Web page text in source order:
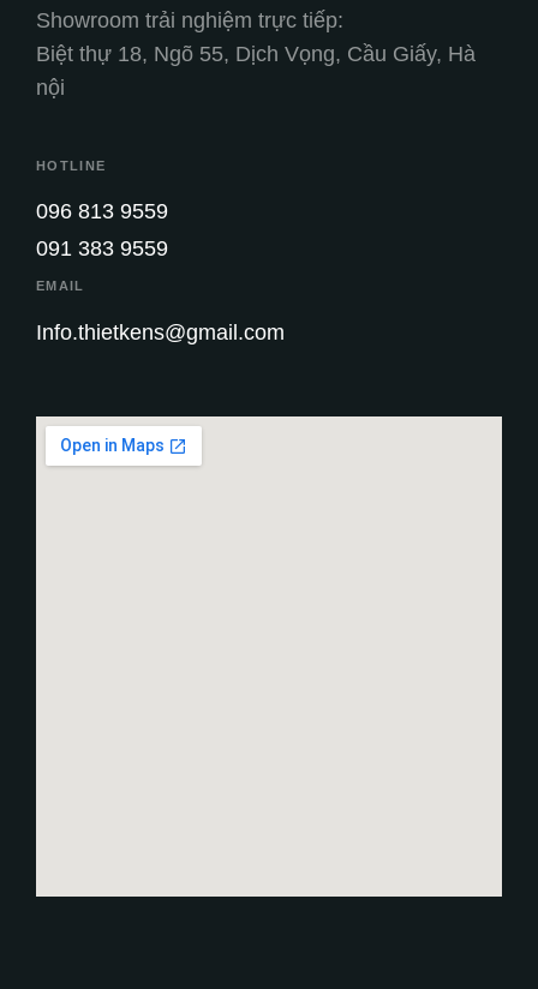
Showroom trải nghiệm trực tiếp:
Biệt thự 18, Ngõ 55, Dịch Vọng, Cầu Giấy, Hà
nội
HOTLINE
096 813 9559
091 383 9559
EMAIL
Info.thietkens@gmail.com